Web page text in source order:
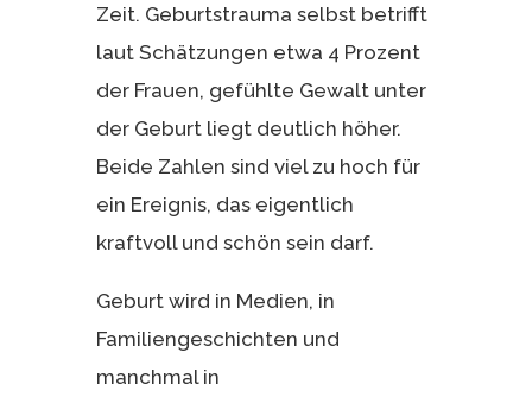
Zeit. Geburtstrauma selbst betrifft
laut Schätzungen etwa 4 Prozent
der Frauen, gefühlte Gewalt unter
der Geburt liegt deutlich höher.
Beide Zahlen sind viel zu hoch für
ein Ereignis, das eigentlich
kraftvoll und schön sein darf.
Geburt wird in Medien, in
Familiengeschichten und
manchmal in